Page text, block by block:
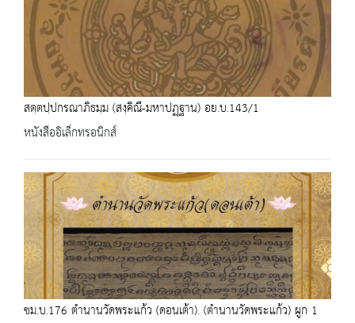
สตฺตปฺปกรณาภิธมฺม (สงฺคิณี-มหาปฏฺฐาน) อย.บ.143/1
หนังสืออิเล็กทรอนิกส์
ชม.บ.176 ตำนานวัดพระแก้ว (ดอนเต้า). (ตำนานวัดพระแก้ว) ผูก 1